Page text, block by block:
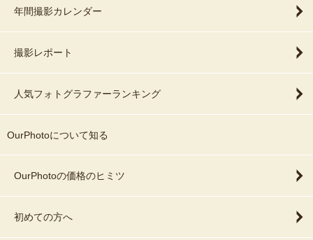
年間撮影カレンダー
撮影レポート
人気フォトグラファーランキング
OurPhotoについて知る
OurPhotoの価格のヒミツ
初めての方へ